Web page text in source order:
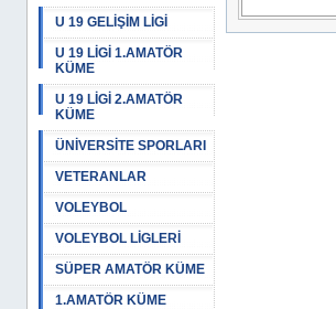
U 19 GELİŞİM LİGİ
U 19 LİGİ 1.AMATÖR
KÜME
U 19 LİGİ 2.AMATÖR
KÜME
ÜNİVERSİTE SPORLARI
VETERANLAR
VOLEYBOL
VOLEYBOL LİGLERİ
SÜPER AMATÖR KÜME
1.AMATÖR KÜME